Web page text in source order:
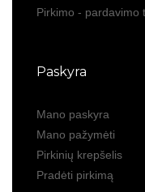
Pirkimo - pardavimo
Paskyra
Mano paskyra
Mano pažymėti
Pirkinių krepšelis
Pradėti pirkimą